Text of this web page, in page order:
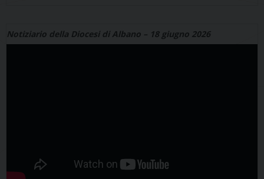
Notiziario della Diocesi di Albano – 18 giugno 2026